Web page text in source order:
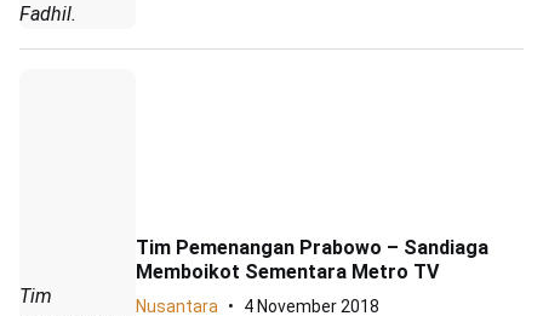
Fadhil.
Tim
Tim Pemenangan Prabowo – Sandiaga
Memboikot Sementara Metro TV
Nusantara 4 November 2018